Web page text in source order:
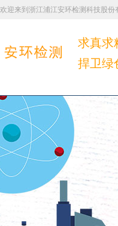
欢迎来到浙江浦江安环检测科技股份
求真求
捍卫绿